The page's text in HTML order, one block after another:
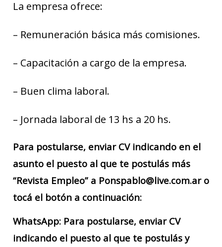
La empresa ofrece:
– Remuneración básica más comisiones.
– Capacitación a cargo de la empresa.
– Buen clima laboral.
– Jornada laboral de 13 hs a 20 hs.
Para postularse, enviar CV indicando en el
asunto el puesto al que te postulás más
“Revista Empleo” a Ponspablo@live.com.ar o
tocá el botón a continuación:
WhatsApp: Para postularse, enviar CV
indicando el puesto al que te postulás y